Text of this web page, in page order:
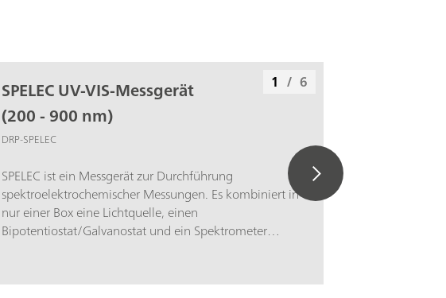
SPELEC UV-VIS-Messgerät
(200 - 900 nm)
DRP-SPELEC
SPELEC ist ein Messgerät zur Durchführung
spektroelektrochemischer Messungen. Es kombiniert in
nur einer Box eine Lichtquelle, einen
Bipotentiostat/Galvanostat und ein Spektrometer
die eine Synchronisation optischer und
1 / 6